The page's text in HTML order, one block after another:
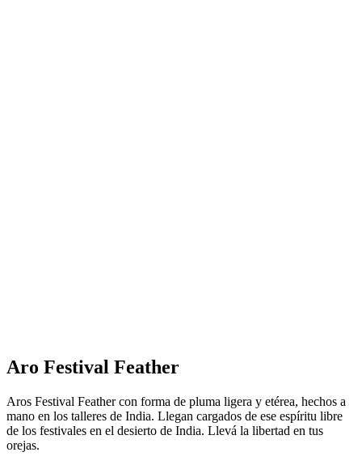
Aro Festival Feather
Aros Festival Feather con forma de pluma ligera y etérea, hechos a
mano en los talleres de India. Llegan cargados de ese espíritu libre
de los festivales en el desierto de India. Llevá la libertad en tus
orejas.